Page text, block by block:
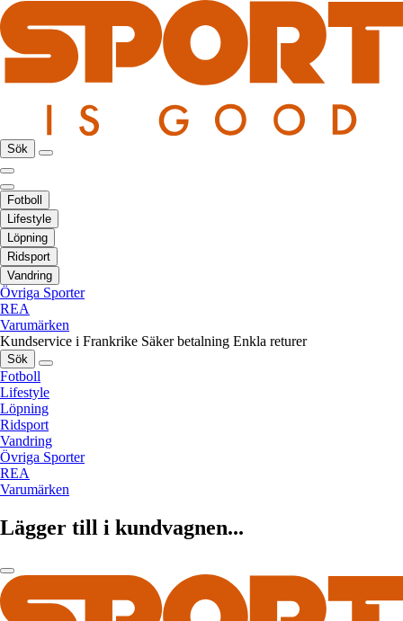
Sök
Fotboll
Lifestyle
Löpning
Ridsport
Vandring
Övriga Sporter
REA
Varumärken
Kundservice i Frankrike Säker betalning Enkla returer
Sök
Fotboll
Lifestyle
Löpning
Ridsport
Vandring
Övriga Sporter
REA
Varumärken
Lägger till i kundvagnen...